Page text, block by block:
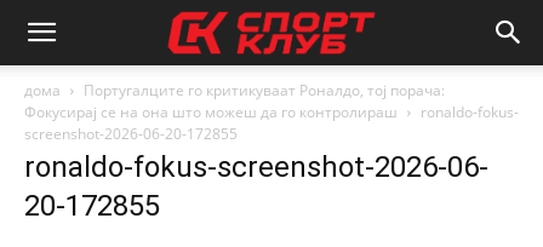
дома
Португалците го критикуваат Роналдо, тој порача:
Фокусирај се на она што можеш да го контролираш
ronaldo-fokus-
screenshot-2026-06-20-172855
ronaldo-fokus-screenshot-2026-06-
20-172855